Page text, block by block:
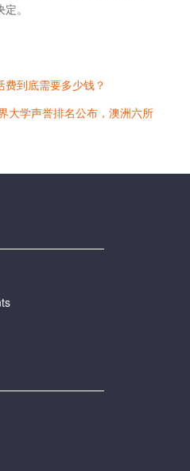
。
到底需要多少钱？
大学声誉排名公布，澳洲六所